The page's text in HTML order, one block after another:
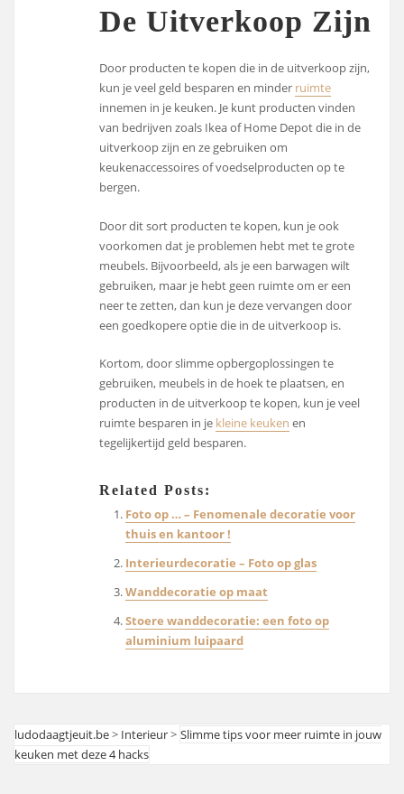
De Uitverkoop Zijn
Door producten te kopen die in de uitverkoop zijn,
kun je veel geld besparen en minder ruimte
innemen in je keuken. Je kunt producten vinden
van bedrijven zoals Ikea of Home Depot die in de
uitverkoop zijn en ze gebruiken om
keukenaccessoires of voedselproducten op te
bergen.
Door dit sort producten te kopen, kun je ook
voorkomen dat je problemen hebt met te grote
meubels. Bijvoorbeeld, als je een barwagen wilt
gebruiken, maar je hebt geen ruimte om er een
neer te zetten, dan kun je deze vervangen door
een goedkopere optie die in de uitverkoop is.
Kortom, door slimme opbergoplossingen te
gebruiken, meubels in de hoek te plaatsen, en
producten in de uitverkoop te kopen, kun je veel
ruimte besparen in je kleine keuken en
tegelijkertijd geld besparen.
Related Posts:
Foto op … – Fenomenale decoratie voor
thuis en kantoor !
Interieurdecoratie – Foto op glas
Wanddecoratie op maat
Stoere wanddecoratie: een foto op
aluminium luipaard
ludodaagtjeuit.be> Interieur> Slimme tips voor meer ruimte in jouw
keuken met deze 4 hacks